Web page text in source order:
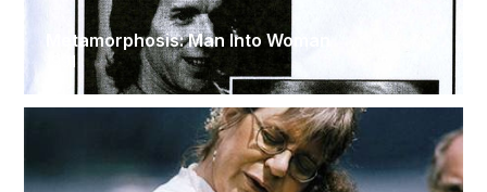
Metamorphosis: Man Into Woman
1991